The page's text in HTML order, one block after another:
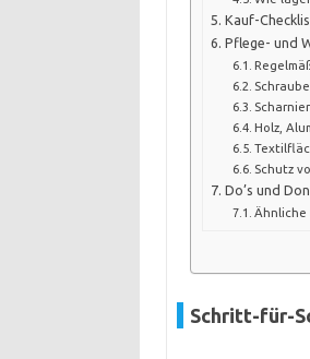
Kauf-
Pflege- und
Holz,
Schutz
Do’s und
Schritt-für-